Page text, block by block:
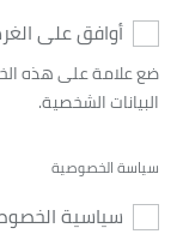
أوافق على
ضع علامة على هذه
البيانات الشخصية.
سياسة الخصوصية
سياسية